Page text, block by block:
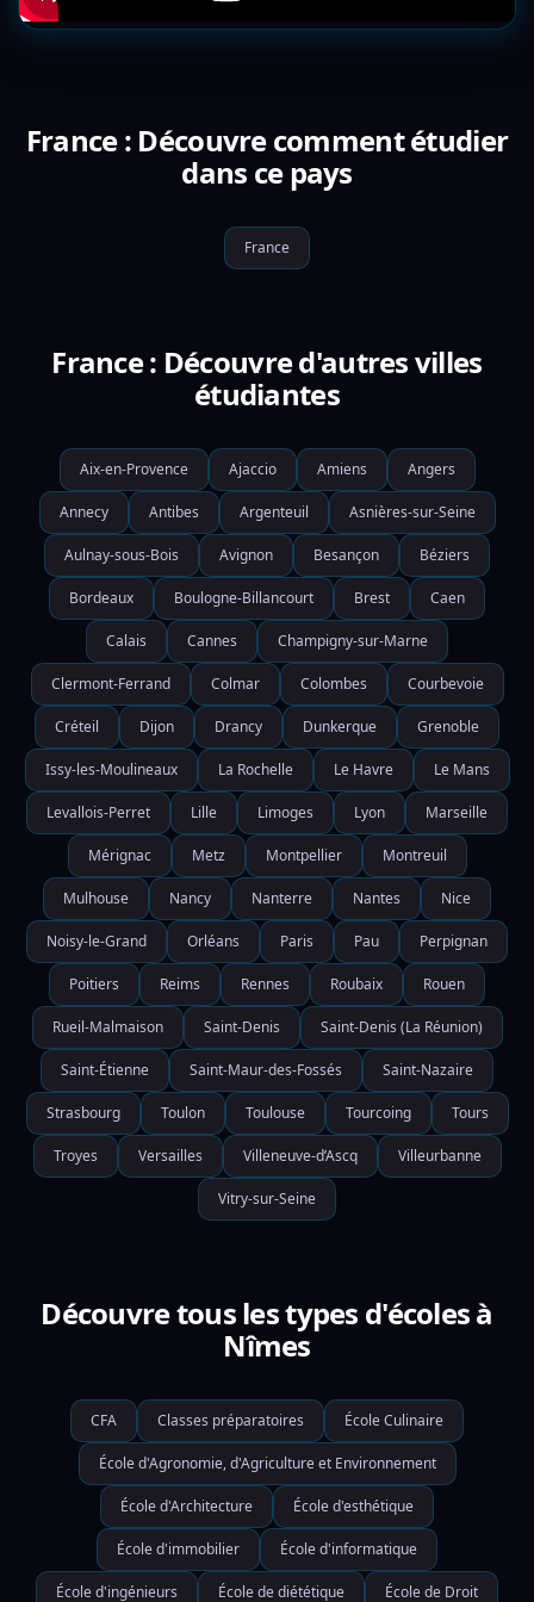
France : Découvre comment étudier
dans ce pays
France
France : Découvre d'autres villes
étudiantes
Aix-en-Provence Ajaccio Amiens Angers
Annecy Antibes Argenteuil Asnières-sur-Seine
Aulnay-sous-Bois Avignon Besançon Béziers
Bordeaux Boulogne-Billancourt Brest Caen
Calais Cannes Champigny-sur-Marne
Clermont-Ferrand Colmar Colombes Courbevoie
Créteil Dijon Drancy Dunkerque Grenoble
Issy-les-Moulineaux La Rochelle Le Havre Le Mans
Levallois-Perret Lille Limoges Lyon Marseille
Mérignac Metz Montpellier Montreuil
Mulhouse Nancy Nanterre Nantes Nice
Noisy-le-Grand Orléans Paris Pau Perpignan
Poitiers Reims Rennes Roubaix Rouen
Rueil-Malmaison Saint-Denis Saint-Denis (La Réunion)
Saint-Étienne Saint-Maur-des-Fossés Saint-Nazaire
Strasbourg Toulon Toulouse Tourcoing Tours
Troyes Versailles Villeneuve-d’Ascq Villeurbanne
Vitry-sur-Seine
Découvre tous les types d'écoles à
Nîmes
CFA Classes préparatoires École Culinaire
École d'Agronomie, d'Agriculture et Environnement
École d'Architecture École d'esthétique
École d'immobilier École d'informatique
École d'ingénieurs École de diététique École de Droit